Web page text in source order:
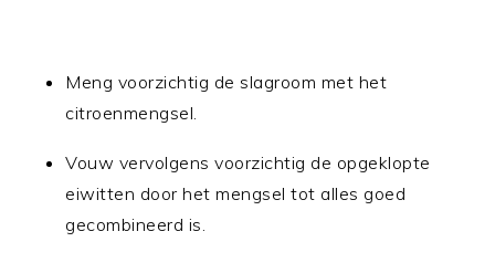
Meng voorzichtig de slagroom met het
citroenmengsel.
Vouw vervolgens voorzichtig de opgeklopte
eiwitten door het mengsel tot alles goed
gecombineerd is.